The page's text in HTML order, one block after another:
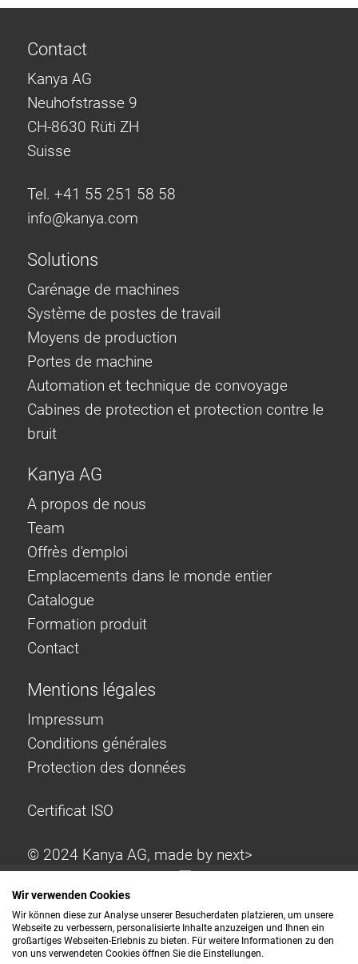
Contact
Kanya AG
Neuhofstrasse 9
CH-8630 Rüti ZH
Suisse
Tel. +41 55 251 58 58
info@kanya.com
Solutions
Carénage de machines
Système de postes de travail
Moyens de production
Portes de machine
Automation et technique de convoyage
Cabines de protection et protection contre le
bruit
Kanya AG
A propos de nous
Team
Offrès d'emploi
Emplacements dans le monde entier
Catalogue
Formation produit
Contact
Mentions légales
Impressum
Conditions générales
Protection des données
Certificat ISO
© 2024 Kanya AG, made by next>
Wir verwenden Cookies
Wir können diese zur Analyse unserer Besucherdaten platzieren, um unsere
Webseite zu verbessern, personalisierte Inhalte anzuzeigen und Ihnen ein
großartiges Webseiten-Erlebnis zu bieten. Für weitere Informationen zu den
von uns verwendeten Cookies öffnen Sie die Einstellungen.